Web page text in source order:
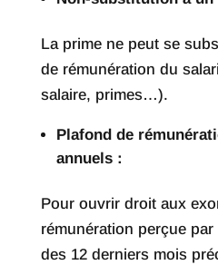
La prime ne peut se
de rémunération du
salaire, primes…).
Plafond de
annuels :
Pour ouvrir droit aux
rémunération perçue
des 12 derniers mois